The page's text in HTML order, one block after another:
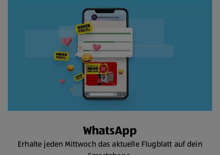
WhatsApp
Erhalte jeden Mittwoch das aktuelle Flugblatt auf dein